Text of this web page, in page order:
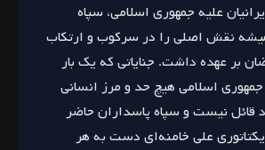
علیه جمهوری اسلامی، سپاه
نقش اصلی را در سرکوب و ارتکاب
بر عهده داشت. جنایاتی که یک بار
اسلامی هیچ حد و مرز انسانی
قائل نیست و سپاه پاسداران حاضر
علی خامنه‌ای دست به هر